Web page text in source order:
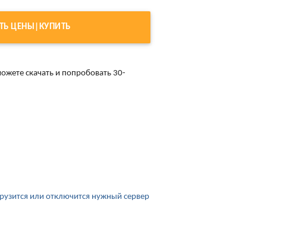
ЦЕНЫ|КУПИТЬ
скачать и попробовать 30-
или отключится нужный сервер